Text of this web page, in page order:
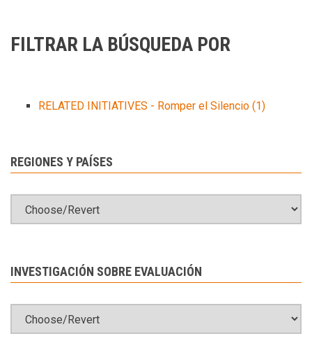
FILTRAR LA BÚSQUEDA POR
RELATED INITIATIVES - Romper el Silencio (1)
REGIONES Y PAÍSES
INVESTIGACIÓN SOBRE EVALUACIÓN